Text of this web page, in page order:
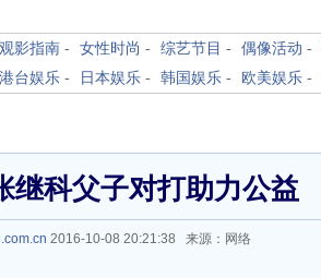
观影指南 - 女性时尚 - 综艺节目 - 偶像活动 -
港台娱乐 - 日本娱乐 - 韩国娱乐 - 欧美娱乐 -
继科父子对打助力公益
2016-10-08 20:21:38 来源：网络